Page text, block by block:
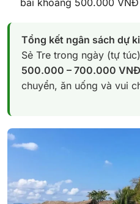
Tổng kết ngân sách dự
Sẻ Tre trong ngày (tự
500.000 – 700.000
chuyển, ăn uống và vui